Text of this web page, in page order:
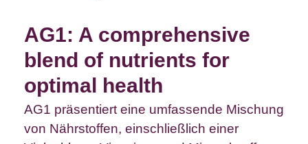
AG1: A comprehensive
blend of nutrients for
optimal health
AG1 präsentiert eine umfassende Mischung
von Nährstoffen, einschließlich einer